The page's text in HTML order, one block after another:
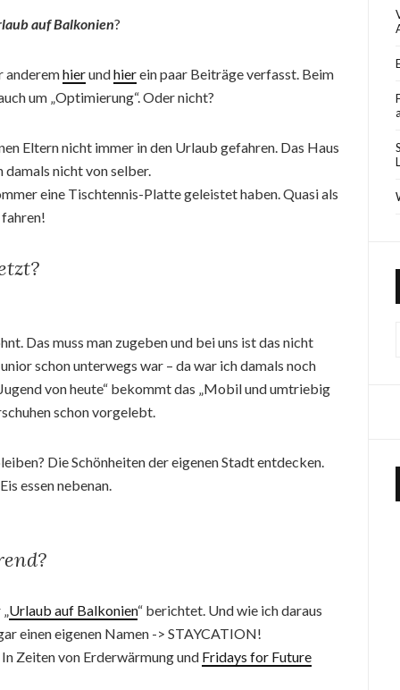
auf Balkonien?
anderemhierundhierein paar Beiträge verfasst. Beim
um „Optimierung“. Oder nicht?
Eltern nicht immer in den Urlaub gefahren. Das Haus
damals nicht von selber.
eine Tischtennis-Platte geleistet haben. Quasi als
Das muss man zugeben und bei uns ist das nicht
schon unterwegs war – da war ich damals noch
von heute“ bekommt das „Mobil und umtriebig
schon vorgelebt.
Die Schönheiten der eigenen Stadt entdecken.
essen nebenan.
Urlaub auf Balkonien“ berichtet. Und wie ich daraus
einen eigenen Namen -> STAYCATION!
Zeiten von Erderwärmung und Fridays for Future